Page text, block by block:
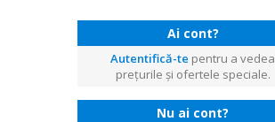
Ai cont?
Autentifică-te pentru a vedea
prețurile și ofertele speciale.
Nu ai cont?